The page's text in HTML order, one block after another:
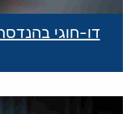
דו-חוגי